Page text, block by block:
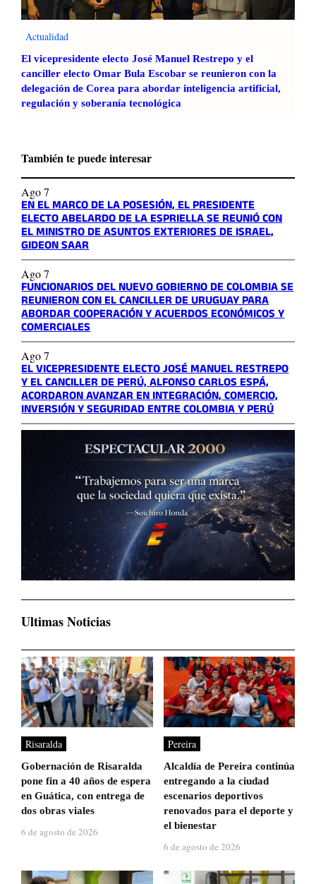
Actualidad
El vicepresidente electo José Manuel Restrepo y el
canciller electo Omar Bula Escobar se reunieron con la
delegación de Corea para abordar inteligencia artificial,
regulación y soberanía tecnológica
También te puede interesar
Ago 7
EN EL MARCO DE LA POSESIÓN, EL PRESIDENTE
ELECTO ABELARDO DE LA ESPRIELLA SE REUNIÓ CON
EL MINISTRO DE ASUNTOS EXTERIORES DE ISRAEL,
GIDEON SAAR
Ago 7
FUNCIONARIOS DEL NUEVO GOBIERNO DE COLOMBIA SE
REUNIERON CON EL CANCILLER DE URUGUAY PARA
ABORDAR COOPERACIÓN Y ACUERDOS ECONÓMICOS Y
COMERCIALES
Ago 7
EL VICEPRESIDENTE ELECTO JOSÉ MANUEL RESTREPO
Y EL CANCILLER DE PERÚ, ALFONSO CARLOS ESPÁ,
ACORDARON AVANZAR EN INTEGRACIÓN, COMERCIO,
INVERSIÓN Y SEGURIDAD ENTRE COLOMBIA Y PERÚ
Ultimas Noticias
Risaralda
Gobernación de Risaralda
pone fin a 40 años de espera
en Guática, con entrega de
dos obras viales
6 de agosto de 2026
Pereira
Alcaldía de Pereira continúa
entregando a la ciudad
escenarios deportivos
renovados para el deporte y
el bienestar
6 de agosto de 2026